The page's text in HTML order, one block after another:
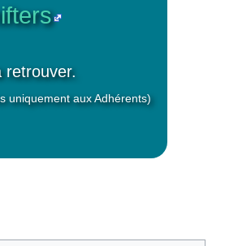
retrouver.
uniquement aux Adhérents)